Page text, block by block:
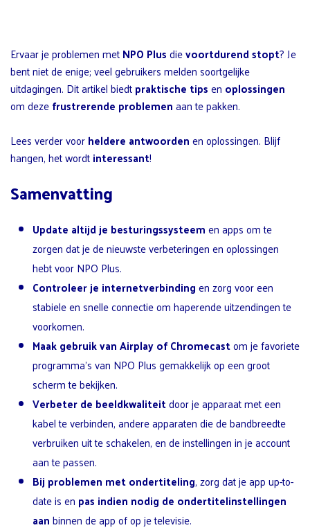
Ervaar je problemen metNPO Plusdievoortdurend stopt? Je
bent niet de enige; veel gebruikers melden soortgelijke
uitdagingen. Dit artikel biedtpraktische tipsen oplossingen
om dezefrustrerende problemenaan te pakken.
Lees verder voorheldere antwoordenen oplossingen. Blijf
hangen, het wordtinteressant!
Samenvatting
Update altijd je besturingssysteemen apps om te
zorgen dat je de nieuwste verbeteringen en oplossingen
hebt voor NPO Plus.
Controleer je internetverbindingen zorg voor een
stabiele en snelle connectie om haperende uitzendingen te
voorkomen.
Maak gebruik van Airplay of Chromecastom je favoriete
programma’s van NPO Plus gemakkelijk op een groot
scherm te bekijken.
Verbeter de beeldkwaliteitdoor je apparaat met een
kabel te verbinden, andere apparaten die de bandbreedte
verbruiken uit te schakelen, en de instellingen in je account
aan te passen.
Bij problemen met ondertiteling, zorg dat je app up-to-
date is en pas indien nodig de ondertitelinstellingen
aanbinnen de app of op je televisie.